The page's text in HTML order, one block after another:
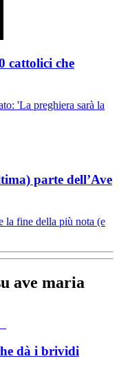
cattolici che
'La preghiera sarà la
parte dell’Ave
la fine della più nota (e
ave maria
dà i brividi